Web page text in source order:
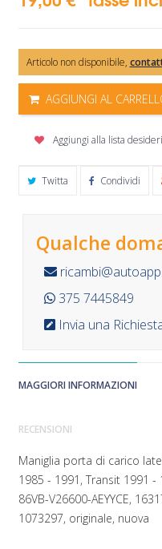
Articolo non disponibile,
AGGIUNGI AL
Aggiungi alla lista desideri
Twitta Condividi
Qualche
375 7445849
Invia una
MAGGIORI INFORMAZIONI
RECENSIONI
Maniglia porta di carico
1985 - 1991, Transit 1991
86VB-V26600-AEYYCE,
1073297, originale, nuova